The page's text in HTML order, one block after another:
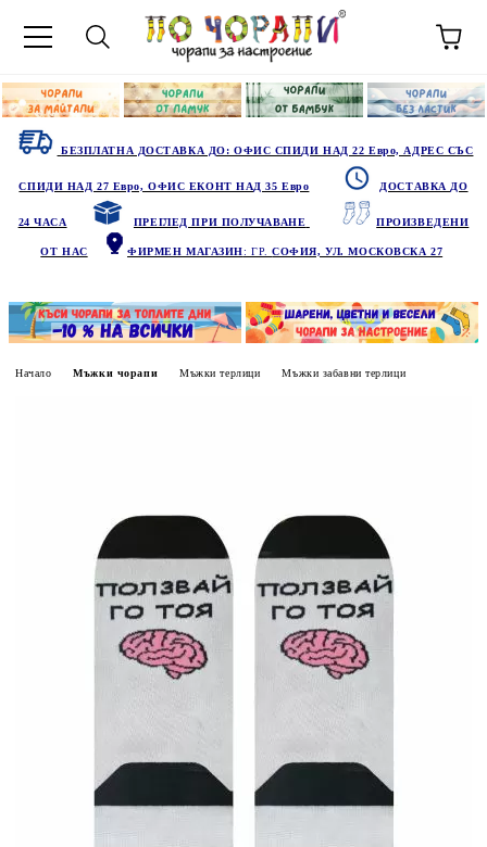
БЕЗПЛАТНА ДОСТАВКА ДО: ОФИС СПИДИ НАД 22 Евро, АДРЕС СЪС
СПИДИ НАД 27 Евро, ОФИС ЕКОНТ НАД 35 Евро ДОСТАВКА ДО
24 ЧАСА ПРЕГЛЕД ПРИ ПОЛУЧАВАНЕ ПРОИЗВЕДЕНИ
ОТ НАС ФИРМЕН МАГАЗИН: ГР.СОФИЯ, УЛ. МОСКОВСКА 27
Начало Мъжки чорапи Мъжки терлици Мъжки забавни терлици